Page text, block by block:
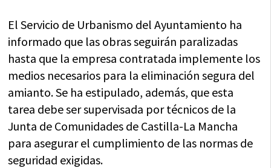
El Servicio de Urbanismo del Ayuntamiento ha
informado que las obras seguirán paralizadas
hasta que la empresa contratada implemente los
medios necesarios para la eliminación segura del
amianto. Se ha estipulado, además, que esta
tarea debe ser supervisada por técnicos de la
Junta de Comunidades de Castilla-La Mancha
para asegurar el cumplimiento de las normas de
seguridad exigidas.